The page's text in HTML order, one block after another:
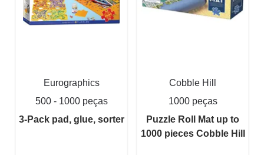
Eurographics
500 - 1000 peças
3-Pack pad, glue, sorter
Cobble Hill
1000 peças
Puzzle Roll Mat up to
1000 pieces Cobble Hill